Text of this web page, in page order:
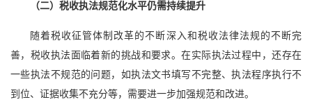
（二）税收执法规范化水平仍需持续提升
随着税收征管体制改革的不断深入和税收法律法规的不断完
善，税收执法面临着新的挑战和要求。在实际执法过程中，还存在
一些执法不规范的问题，如执法文书填写不完整、执法程序执行不
到位、证据收集不充分等，需要进一步加强规范和改进。